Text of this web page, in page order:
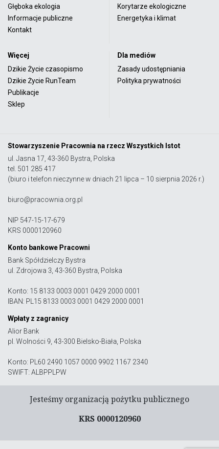
Głęboka ekologia
Informacje publiczne
Kontakt
Korytarze ekologiczne
Energetyka i klimat
Więcej
Dzikie Życie czasopismo
Dzikie Życie RunTeam
Publikacje
Sklep
Dla mediów
Zasady udostępniania
Polityka prywatności
Stowarzyszenie Pracownia na rzecz Wszystkich Istot
ul. Jasna 17, 43-360 Bystra, Polska
tel. 501 285 417
(biuro i telefon nieczynne w dniach 21 lipca – 10 sierpnia 2026 r.)
biuro@pracownia.org.pl
NIP 547-15-17-679
KRS 0000120960
Konto bankowe Pracowni
Bank Spółdzielczy Bystra
ul. Zdrojowa 3, 43-360 Bystra, Polska
Konto: 15 8133 0003 0001 0429 2000 0001
IBAN: PL15 8133 0003 0001 0429 2000 0001
Wpłaty z zagranicy
Alior Bank
pl. Wolności 9, 43-300 Bielsko-Biała, Polska
Konto: PL60 2490 1057 0000 9902 1167 2340
SWIFT: ALBPPLPW
Jesteśmy organizacją pożytku publicznego
KRS 0000120960